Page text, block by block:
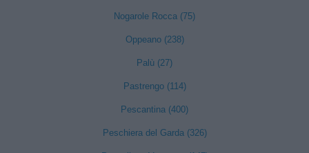
Nogarole Rocca (75)
Oppeano (238)
Palù (27)
Pastrengo (114)
Pescantina (400)
Peschiera del Garda (326)